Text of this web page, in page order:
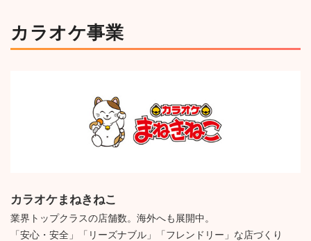
カラオケ事業
カラオケまねきねこ
業界トップクラスの店舗数。海外へも展開中。
「安心・安全」「リーズナブル」「フレンドリー」な店づくり